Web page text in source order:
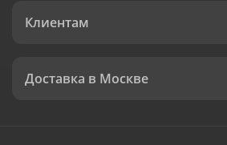
Клиентам
Доставка в Москве